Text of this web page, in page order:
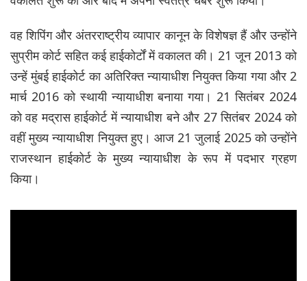
वह शिपिंग और अंतरराष्ट्रीय व्यापार कानून के विशेषज्ञ हैं और उन्होंने
सुप्रीम कोर्ट सहित कई हाईकोर्टों में वकालत की। 21 जून 2013 को
उन्हें मुंबई हाईकोर्ट का अतिरिक्त न्यायाधीश नियुक्त किया गया और 2
मार्च 2016 को स्थायी न्यायाधीश बनाया गया। 21 सितंबर 2024
को वह मद्रास हाईकोर्ट में न्यायाधीश बने और 27 सितंबर 2024 को
वहीं मुख्य न्यायाधीश नियुक्त हुए। आज 21 जुलाई 2025 को उन्होंने
राजस्थान हाईकोर्ट के मुख्य न्यायाधीश के रूप में पदभार ग्रहण
किया।